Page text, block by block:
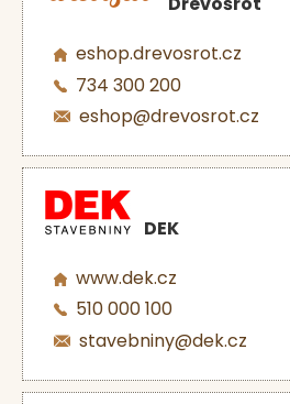
eshop.drevosrot.cz
734 300 200
eshop@drevosrot.cz
DEK
www.dek.cz
510 000 100
stavebniny@dek.cz